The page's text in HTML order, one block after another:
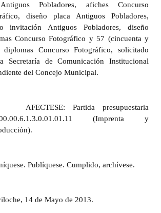
Pobladores, afiches Concurso
diseño placa Antiguos Pobladores,
invitación Antiguos Pobladores, diseño
Concurso Fotográfico y 57 (cincuenta y
diplomas Concurso Fotográfico, solicitado
Secretaría de Comunicación Institucional
del Concejo Municipal.
AFECTESE: Partida presupuestaria
(Imprenta y
Publíquese. Cumplido, archívese.
14 de Mayo de 2013.